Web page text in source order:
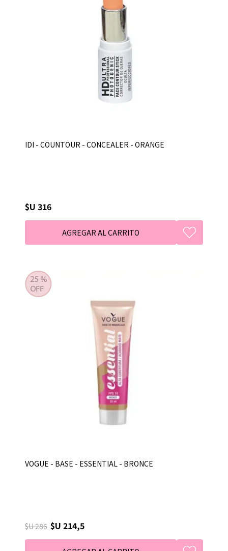
IDI - COUNTOUR - CONCEALER - ORANGE
$U 316
VOGUE - BASE - ESSENTIAL - BRONCE
$U 286 $U 214,5